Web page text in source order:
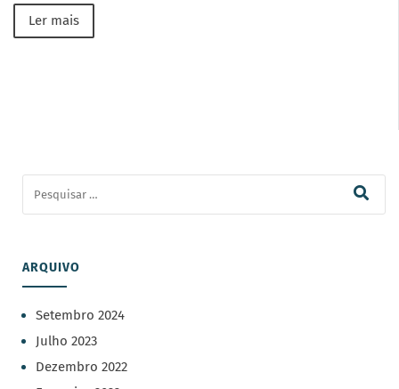
Ler mais
ARQUIVO
Setembro 2024
Julho 2023
Dezembro 2022